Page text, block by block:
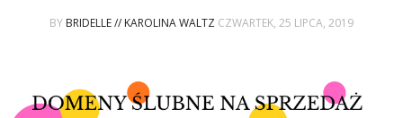
ŚLUBNE STYLE
ARCHIWUM
BY BRIDELLE // KAROLINA WALTZ CZWARTEK, 25 LIPCA, 2019